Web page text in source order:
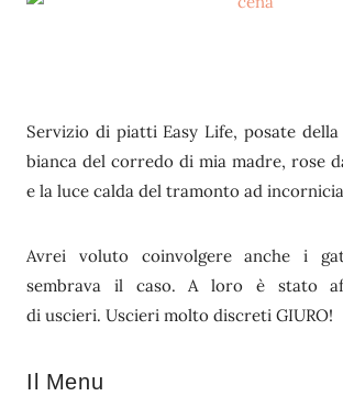
Servizio di piatti Easy Life, posate
bianca del corredo di mia madre, rose
e la luce calda del tramonto ad
Avrei voluto coinvolgere anche i
sembrava il caso. A loro è stato
di uscieri. Uscieri molto discreti GIURO!
Il Menu